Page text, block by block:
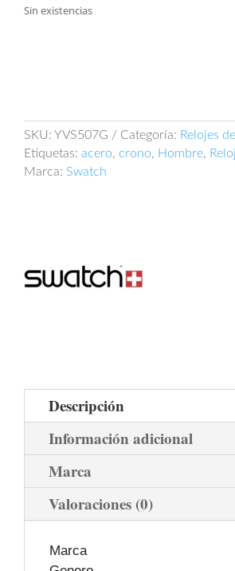
Sin existencias
SKU: YVS507G Categoría: Relojes
Etiquetas: acero, crono, Hombre, Reloj
Marca: Swatch
Descripción
Información adicional
Marca
Valoraciones (0)
Marca